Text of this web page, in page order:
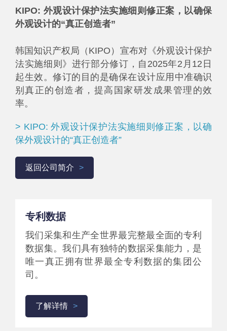
KIPO: 外观设计保护法实施细则修正案，以确保
外观设计的“真正创造者”
韩国知识产权局（KIPO）宣布对《外观设计保护
法实施细则》进行部分修订，自2025年2月12日
起生效。修订的目的是确保在设计应用中准确识
别真正的创造者，提高国家研发成果管理的效
率。
> KIPO: 外观设计保护法实施细则修正案，以确
保外观设计的“真正创造者”
返回公司简介
专利数据
我们采集和生产全世界最完整最全面的专利
数据集。我们具有独特的数据采集能力，是
唯一真正拥有世界最全专利数据的集团公
司。
了解详情